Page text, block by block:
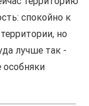
спокойно к
но
лучше так -
особняки